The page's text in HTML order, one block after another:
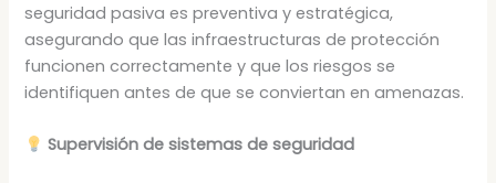
seguridad pasiva es preventiva y estratégica,
asegurando que las infraestructuras de protección
funcionen correctamente y que los riesgos se
identifiquen antes de que se conviertan en amenazas.
Supervisión de sistemas de seguridad